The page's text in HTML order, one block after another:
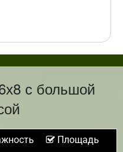
с большой
Площадь